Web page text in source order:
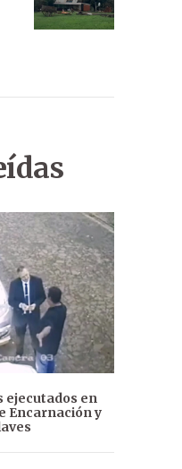
ejecutados en
Encarnación y